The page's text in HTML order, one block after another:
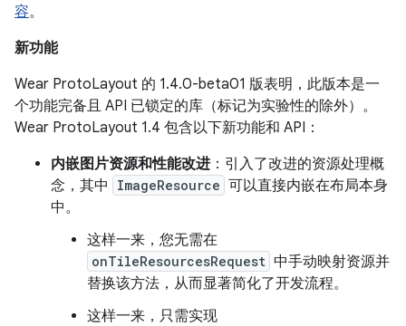
容。
新功能
Wear ProtoLayout 的 1.4.0-beta01 版表明，此版本是一
个功能完备且 API 已锁定的库（标记为实验性的除外）。
Wear ProtoLayout 1.4 包含以下新功能和 API：
内嵌图片资源和性能改进 ：引入了改进的资源处理概
念，其中
ImageResource 可以直接内嵌在布局本身
中。
这样一来，您无需在
onTileResourcesRequest 中手动映射资源并
替换该方法，从而显著简化了开发流程。
这样一来，只需实现